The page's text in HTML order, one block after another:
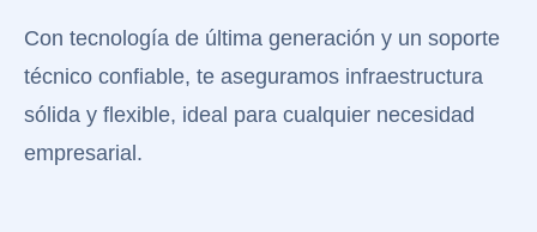
Con tecnología de última generación y un soporte
técnico confiable, te aseguramos infraestructura
sólida y flexible, ideal para cualquier necesidad
empresarial.